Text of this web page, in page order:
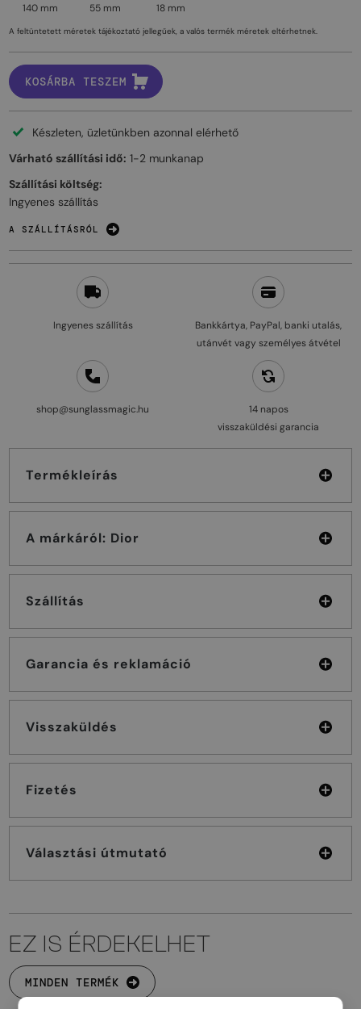
Ingyenes szállítás
Bankkártya, PayPal, banki utalás,
utánvét vagy személyes átvétel
shop@sunglassmagic.hu
14 napos
visszaküldési garancia
Termékleírás
A márkáról: Dior
Szállítás
Garancia és reklamáció
Visszaküldés
Fizetés
Választási útmutató
140 mm 55 mm 18 mm
A feltüntetett méretek tájékoztató jellegűek, a valós termék méretek eltérhetnek.
KOSÁRBA TESZEM
Készleten, üzletünkben azonnal elérhető
Várható szállítási idő: 1-2 munkanap
Szállítási költség:
Ingyenes szállítás
A SZÁLLÍTÁSRÓL
EZ IS ÉRDEKELHET
MINDEN TERMÉK